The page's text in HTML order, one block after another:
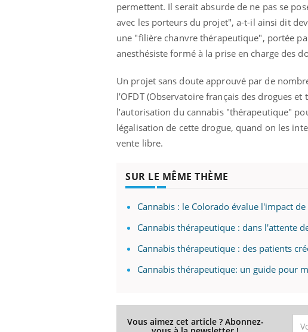
permettent. Il serait absurde de ne pas se
avec les porteurs du projet", a-t-il ainsi dit
une "filière chanvre thérapeutique", portée
anesthésiste formé à la prise en charge des
Un projet sans doute approuvé par de
l’OFDT (Observatoire français des drogues
l’autorisation du cannabis "thérapeutique"
légalisation de cette drogue, quand on les
vente libre.
SUR LE MÊME THÈME
Cannabis : le Colorado évalue l'impact
Cannabis thérapeutique : dans l'attente
Cannabis thérapeutique : des patients
Cannabis thérapeutique: un guide pour
Vous aimez cet article ? Abonnez-